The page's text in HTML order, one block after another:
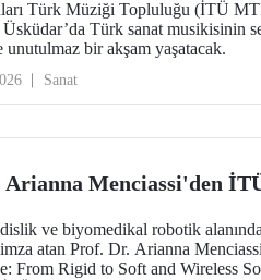
Türk Müziği Topluluğu (İTÜ
Türk sanat musikisinin
bir akşam yaşatacak.
Sanat
Menciassi'den
ve biyomedikal robotik
imza atan Prof. Dr. Arianna
From Rigid to Soft and Wireless